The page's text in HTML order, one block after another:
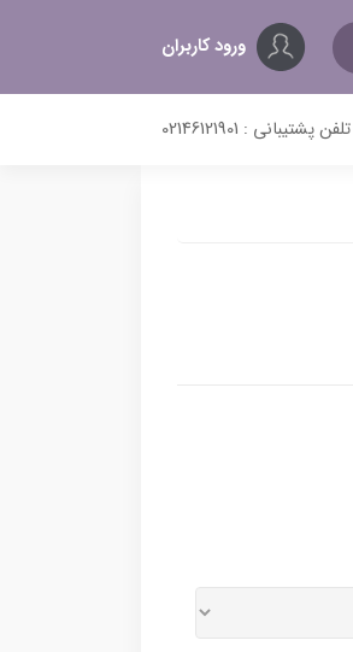
ورود کاربران
تلفن پشتیبانی : 02146121901